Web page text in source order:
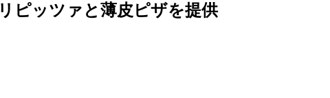
ピッツァと薄皮ピザを提供